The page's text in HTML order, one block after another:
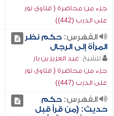
جزء من محاضرة ( فتاوى نور
على الدرب (442))
الفهرس:حكم نظر
المرأة إلى الرجال
للشيخ: عبد العزيز بن باز
جزء من محاضرة ( فتاوى نور
على الدرب (447))
الفهرس:حكم
حديث: (من قرأ قبل